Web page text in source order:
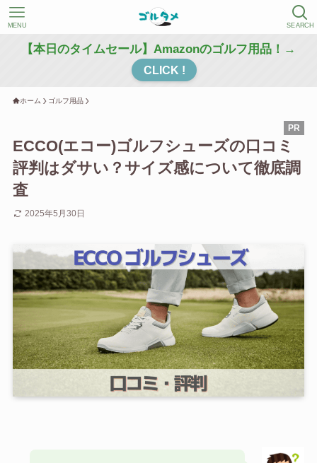
SEARCH
MENU
【本日のタイムセール】Amazonのゴルフ用品！→
CLICK !
ホーム ゴルフ用品
ECCO(エコー)ゴルフシューズの口コミ
評判はダサい？サイズ感について徹底調
査
2025年5月30日